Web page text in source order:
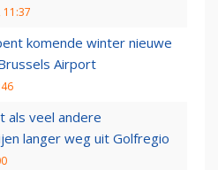
11:37
komende winter nieuwe
Airport
als veel andere
langer weg uit Golfregio